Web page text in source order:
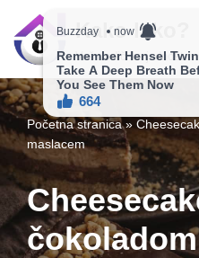
Skip
content
Kako lako?
Vaš vodič ka
Početna stranica»
maslacem